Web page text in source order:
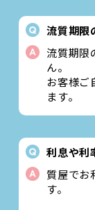
流質期限
流質期限
ん。
お客様ご
ます。
利息や利
質屋でお
す。